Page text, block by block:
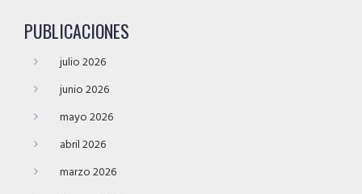
PUBLICACIONES
julio 2026
junio 2026
mayo 2026
abril 2026
marzo 2026